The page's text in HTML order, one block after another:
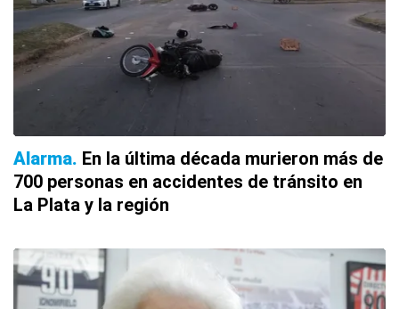
Alarma En la última década murieron más de
700 personas en accidentes de tránsito en
La Plata y la región